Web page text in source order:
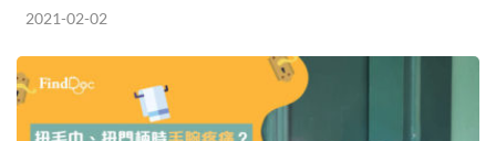
2021-02-02